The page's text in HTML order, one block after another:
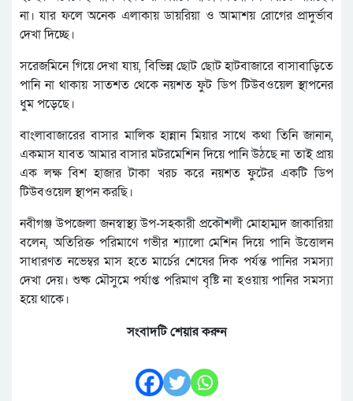
না। যার ফলে অনেক এলাকায় ডায়রিয়া ও আমাশয় রোগের প্রাদুর্ভাব
দেখা দিচ্ছে।
সরেজমিনে গিয়ে দেখা যায়, বিভিন্ন ছোট ছোট হাটবাজারে বাসাবাড়িতে
পানি না থাকায় সাতশত থেকে নয়শত ফুট ডিপ টিউবওয়েল স্থাপনের
ধুম পড়েছে।
বাংলাবাজারের বাসার মালিক হান্নান মিয়ার সাথে কথা তিনি জানান,
একমাস যাবত আমার বাসার মটরমেশিন দিয়ে পানি উঠছে না তাই প্রায়
এক লক্ষ বিশ হাজার টাকা খরচ করে নয়শত ফুটের একটি ডিপ
টিউবওয়েল স্থাপন করছি।
নবীগঞ্জ উপজেলা জনস্বাস্থ্য উপ-সহকারী প্রকৌশলী মোহাম্মদ জাকারিয়া
বলেন, অতিরিক্ত পরিমাণে গভীর শ্যালো মেশিন দিয়ে পানি উত্তোলন
সাধারণত নভেম্বর মাস হতে মার্চের শেষের দিক পর্যন্ত পানির সমস্যা
দেখা দেয়। শুষ্ক মৌসুমে পর্যাপ্ত পরিমাণ বৃষ্টি না হওয়ায় পানির সমস্যা
হয়ে থাকে।
সংবাদটি শেয়ার করুন